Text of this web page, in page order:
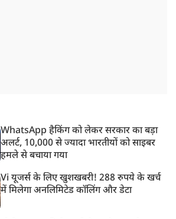
WhatsApp हैकिंग को लेकर सरकार का बड़ा
अलर्ट, 10,000 से ज्यादा भारतीयों को साइबर
हमले से बचाया गया
Vi यूजर्स के लिए खुशखबरी! 288 रुपये के खर्च
में मिलेगा अनलिमिटेड कॉलिंग और डेटा